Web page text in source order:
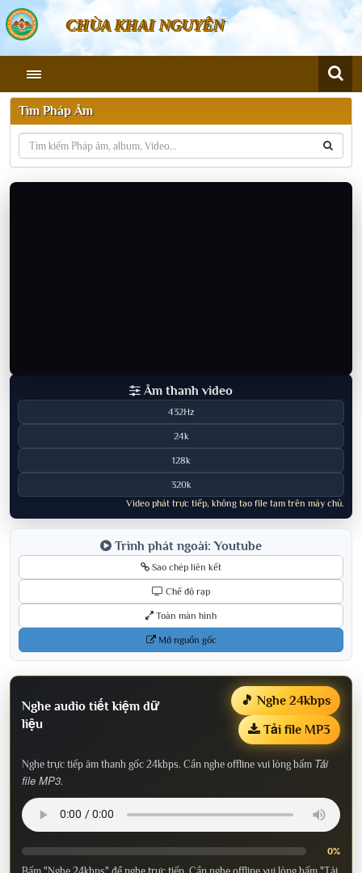
CHÙA KHAI NGUYÊN
Tìm Pháp Âm
Âm thanh video
432Hz
24k
128k
320k
Video phát trực tiếp, không tạo file tạm trên máy chủ.
Trình phát ngoài: Youtube
Sao chép liên kết
Chế độ rạp
Toàn màn hình
Mở nguồn gốc
Nghe audio tiết kiệm dữ
liệu
🎵 Nghe 24kbps
Tải file MP3
Nghe trực tiếp âm thanh gốc 24kbps. Cần nghe offline vui lòng bấm Tải
file MP3.
0%
Bấm "Nghe 24kbps" để nghe trực tiếp. Cần nghe offline vui lòng bấm "Tải